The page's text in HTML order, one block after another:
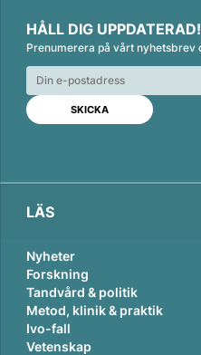
n
k
e
d
n
c
e
b
o
o
k
a
i
l
HÅLL DIG UPPDATERAD!
Prenumerera på vårt
LÄS
Nyheter
Forskning
Tandvård & politik
Metod, klinik & praktik
Ivo-fall
Vetenskap